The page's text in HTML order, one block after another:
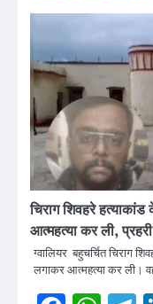
चिराग शिवहरे
आत्महत्या कर ली,
ग्वालियर बहुचर्चित चिराग
लगाकर आत्महत्या कर ली।